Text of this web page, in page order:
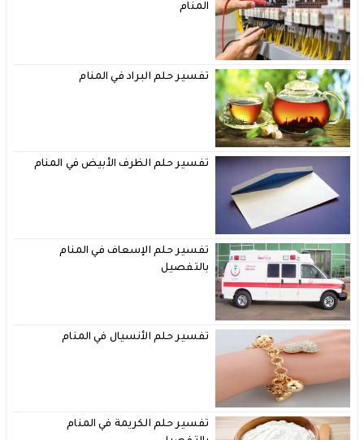
المنام
تفسير حلم البراد في المنام
تفسير حلم الظرف الأبيض في المنام
تفسير حلم الإسعاف في المنام
بالتفصيل
تفسير حلم الأنسيال في المنام
تفسير حلم الكريمة في المنام